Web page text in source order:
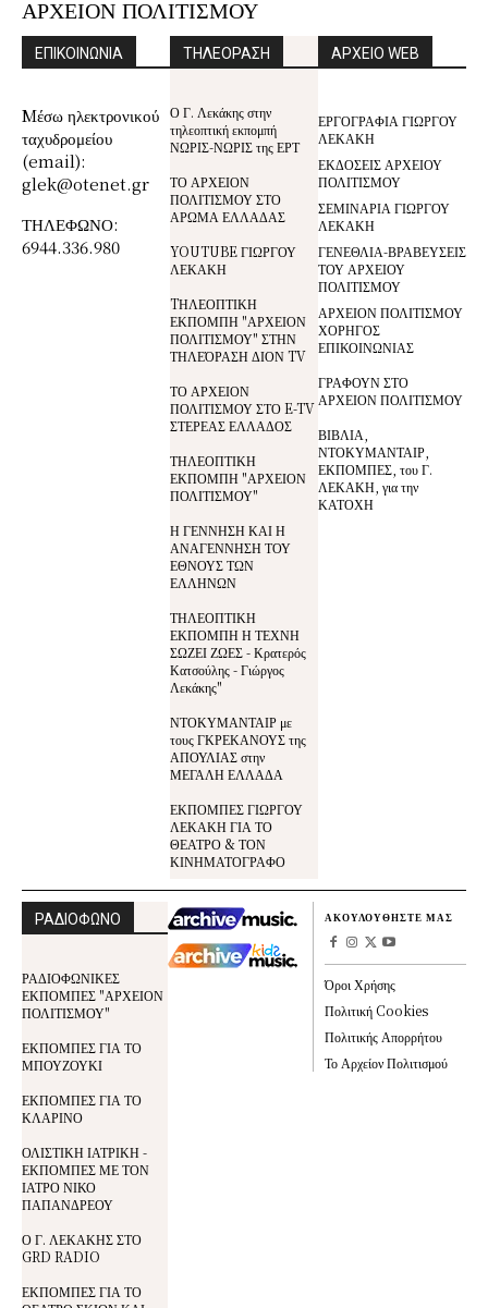
ΑΡΧΕΙΟΝ ΠΟΛΙΤΙΣΜΟΥ
ΕΠΙΚΟΙΝΩΝΙΑ
Mέσω ηλεκτρονικού
ταχυδρομείου
(email):
glek@otenet.gr
ΤΗΛΕΦΩΝΟ:
6944.336.980
ΤΗΛΕΟΡΑΣΗ
Ο Γ. Λεκάκης στην
τηλεοπτική εκπομπή
ΝΩΡΙΣ-ΝΩΡΙΣ της ΕΡΤ
ΤΟ ΑΡΧΕΙΟΝ
ΠΟΛΙΤΙΣΜΟΥ ΣΤΟ
ΑΡΩΜΑ ΕΛΛΑΔΑΣ
YOUTUBE ΓΙΩΡΓΟΥ
ΛΕΚΑΚΗ
TΗΛΕΟΠΤΙΚΗ
ΕΚΠΟΜΠΗ "ΑΡΧΕΙΟΝ
ΠΟΛΙΤΙΣΜΟΥ" ΣΤΗΝ
ΤΗΛΕΌΡΑΣΗ ΔΙΟΝ TV
ΤΟ ΑΡΧΕΙΟΝ
ΠΟΛΙΤΙΣΜΟΥ ΣΤΟ E-TV
ΣΤΕΡΕΑΣ ΕΛΛΑΔΟΣ
ΤΗΛΕΟΠΤΙΚΗ
ΕΚΠΟΜΠΗ "ΑΡΧΕΙΟΝ
ΠΟΛΙΤΙΣΜΟΥ"
Η ΓΕΝΝΗΣΗ ΚΑΙ Η
ΑΝΑΓΕΝΝΗΣΗ ΤΟΥ
ΕΘΝΟΥΣ ΤΩΝ
ΕΛΛΗΝΩΝ
ΤΗΛΕΟΠΤΙΚΗ
ΕΚΠΟΜΠΗ Η ΤΕΧΝΗ
ΣΩΖΕΙ ΖΩΕΣ - Κρατερός
Κατσούλης - Γιώργος
Λεκάκης"
ΝΤΟΚΥΜΑΝΤΑΙΡ με
τους ΓΚΡΕΚΑΝΟΥΣ της
ΑΠΟΥΛΙΑΣ στην
ΜΕΓΑΛΗ ΕΛΛΑΔΑ
ΕΚΠΟΜΠΕΣ ΓΙΩΡΓΟΥ
ΛΕΚΑΚΗ ΓΙΑ ΤΟ
ΘΕΑΤΡΟ & ΤΟΝ
ΚΙΝΗΜΑΤΟΓΡΑΦΟ
ΑΡΧΕΙΟ WEB
ΕΡΓΟΓΡΑΦΙΑ ΓΙΩΡΓΟΥ
ΛΕΚΑΚΗ
ΕΚΔΟΣΕΙΣ ΑΡΧΕΙΟΥ
ΠΟΛΙΤΙΣΜΟΥ
ΣΕΜΙΝΑΡΙΑ ΓΙΩΡΓΟΥ
ΛΕΚΑΚΗ
ΓΕΝΕΘΛΙΑ-ΒΡΑΒΕΥΣΕΙΣ
ΤΟΥ ΑΡΧΕΙΟΥ
ΠΟΛΙΤΙΣΜΟΥ
ΑΡΧΕΙΟΝ ΠΟΛΙΤΙΣΜΟΥ
ΧΟΡΗΓΟΣ
ΕΠΙΚΟΙΝΩΝΙΑΣ
ΓΡΑΦΟΥΝ ΣΤΟ
ΑΡΧΕΙΟΝ ΠΟΛΙΤΙΣΜΟΥ
ΒΙΒΛΙΑ,
ΝΤΟΚΥΜΑΝΤΑΙΡ,
ΕΚΠΟΜΠΕΣ, του Γ.
ΛΕΚΑΚΗ, για την
ΚΑΤΟΧΗ
ΡΑΔΙΟΦΩΝΟ
ΡΑΔΙΟΦΩΝΙΚΕΣ
ΕΚΠΟΜΠΕΣ "ΑΡΧΕΙΟΝ
ΠΟΛΙΤΙΣΜΟΥ"
ΕΚΠΟΜΠΕΣ ΓΙΑ ΤΟ
ΜΠΟΥΖΟΥΚΙ
ΕΚΠΟΜΠΕΣ ΓΙΑ ΤΟ
ΚΛΑΡΙΝΟ
ΟΛΙΣΤΙΚΗ ΙΑΤΡΙΚΗ -
ΕΚΠΟΜΠΕΣ ΜΕ ΤΟΝ
ΙΑΤΡΟ ΝΙΚΟ
ΠΑΠΑΝΔΡΕΟΥ
Ο Γ. ΛΕΚΑΚΗΣ ΣΤΟ
GRD RADIO
ΕΚΠΟΜΠΕΣ ΓΙΑ ΤΟ
ΑΚΟΥΛΟΥΘΗΣΤΕ ΜΑΣ
Όροι Χρήσης
Πολιτική Cookies
Πολιτικής Απορρήτου
Το Αρχείον Πολιτισμού